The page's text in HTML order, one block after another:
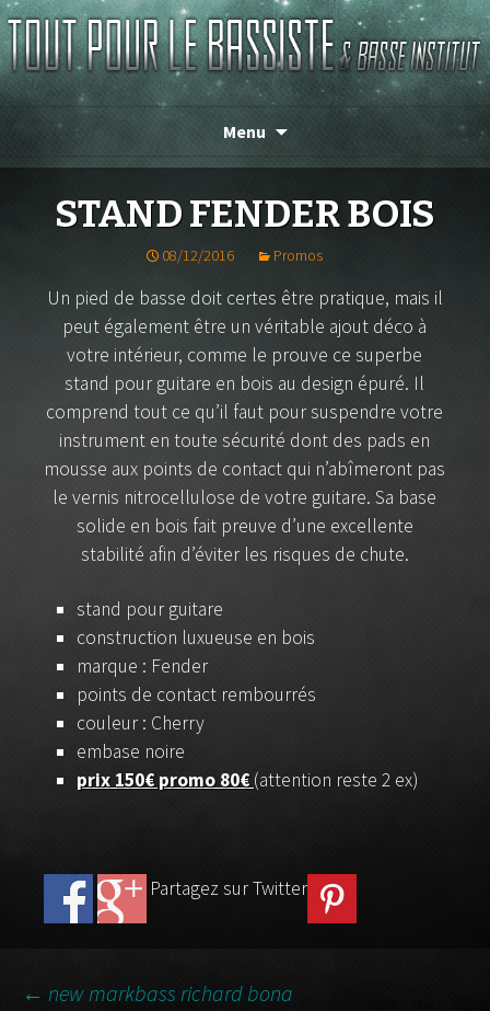
TOUT POUR LE BASSISTE
de basse depuis 1986 !
Menu
STAND FENDER BOIS
08/12/2016 Promos
Un pied de basse doit certes être pratique, mais il
peut également être un véritable ajout déco à
votre intérieur, comme le prouve ce superbe
stand pour guitare en bois au design épuré. Il
comprend tout ce qu’il faut pour suspendre votre
instrument en toute sécurité dont des pads en
mousse aux points de contact qui n’abîmeront pas
le vernis nitrocellulose de votre guitare. Sa base
solide en bois fait preuve d’une excellente
stabilité afin d’éviter les risques de chute.
stand pour guitare
construction luxueuse en bois
marque : Fender
points de contact rembourrés
couleur : Cherry
embase noire
prix 150€ promo 80€(attention reste 2 ex)
Partagez sur Twitter
← new markbass richard bona